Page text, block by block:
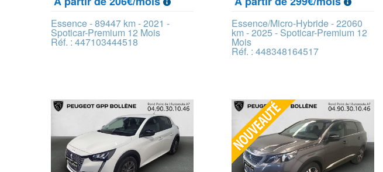
Essence - 89447 km - 2021 -
Spoticar-Premium 12 Mois
Réf. : 447103444518
Essence/Micro-Hybride - 22060
km - 2025 - Spoticar-Premium 12
Mois
Réf. : 448348164517